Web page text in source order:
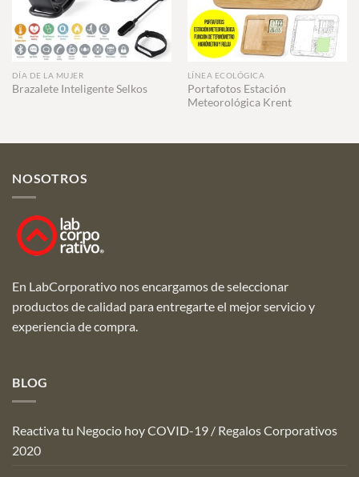
DÍA DE LA MUJER
Brazalete Inteligente Selkos
LÍNEA ECOLÓGICA
Portafotos Estación
Meteorológica Krent
NOSOTROS
En LabCorporativo nos encargamos de seleccionar
productos de calidad para entregarte el mejor servicio y
experiencia de compra.
BLOG
Reactiva tu Negocio hoy COVID-19 / Regalos Corporativos
2020